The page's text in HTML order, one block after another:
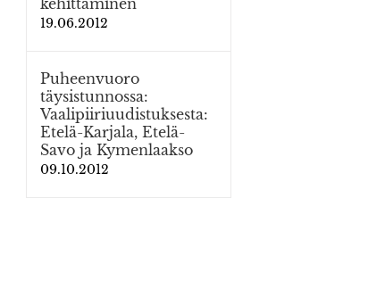
kehittäminen
19.06.2012
Puheenvuoro
täysistunnossa:
Vaalipiiriuudistuksesta:
Etelä-Karjala, Etelä-
Savo ja Kymenlaakso
09.10.2012